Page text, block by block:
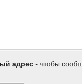
адрес- чтобы